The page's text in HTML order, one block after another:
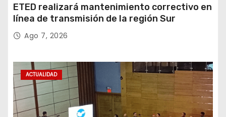
ETED realizará mantenimiento correctivo en
línea de transmisión de la región Sur
Ago 7, 2026
ACTUALIDAD